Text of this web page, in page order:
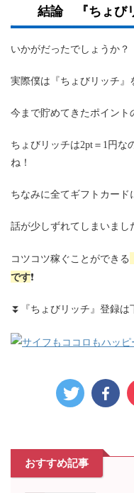
結論 『ちょび
いかがだったでしょうか？
実際僕は『ちょびリッチ』
今まで貯めてきたポイント
ちょびリッチは2pt＝1円な
ね！
ちなみに全てギフトカード
話が少しずれてしまいまし
コツコツ稼ぐことができる
です❗️
⏬『ちょびリッチ』登録は
おすすめ記事